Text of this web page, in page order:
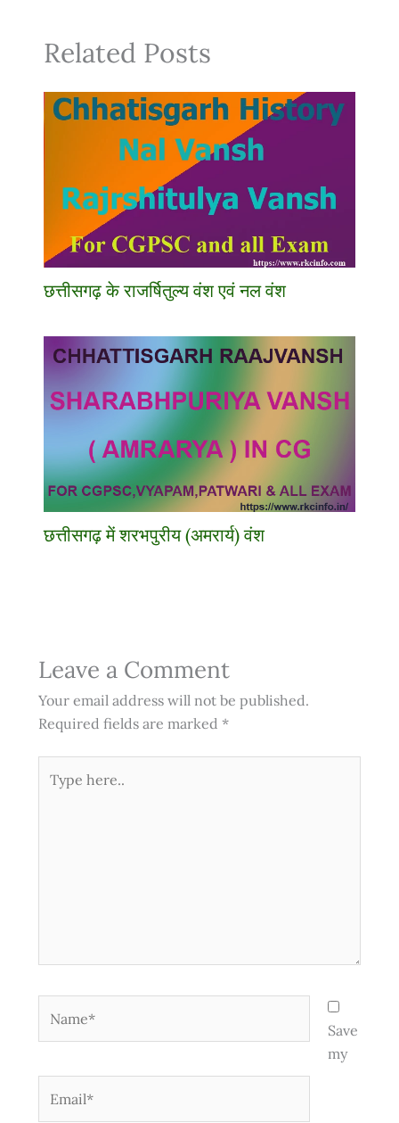
Related Posts
छत्तीसगढ़ के राजर्षितुल्य वंश एवं नल वंश
छत्तीसगढ़ में शरभपुरीय (अमरार्य) वंश
Leave a Comment
Your email address will not be published.
Required fields are marked *
here..
Save
my